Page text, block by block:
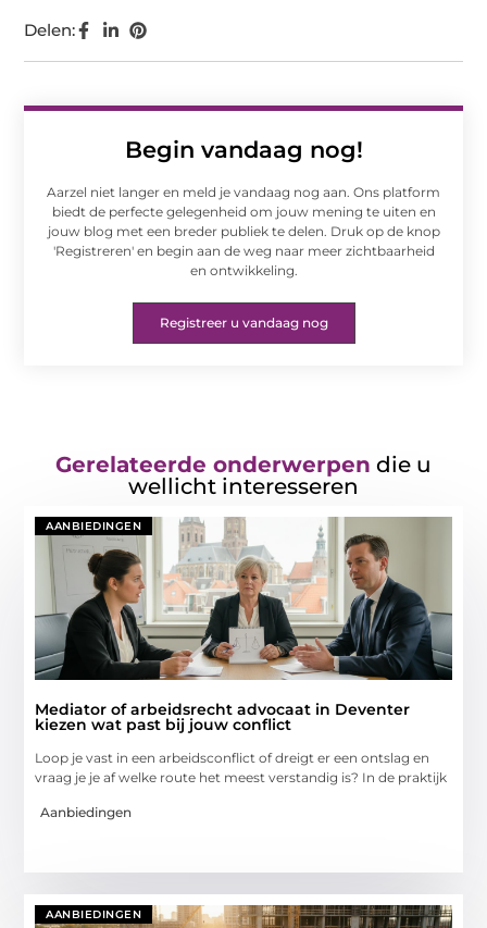
Begin vandaag nog!
Aarzel niet langer en meld je vandaag nog aan. Ons platform
biedt de perfecte gelegenheid om jouw mening te uiten en
jouw blog met een breder publiek te delen. Druk op de knop
'Registreren' en begin aan de weg naar meer zichtbaarheid
en ontwikkeling.
Registreer u vandaag nog
Delen:
Gerelateerde onderwerpen die u
wellicht interesseren
AANBIEDINGEN
Mediator of arbeidsrecht advocaat in Deventer
kiezen wat past bij jouw conflict
Loop je vast in een arbeidsconflict of dreigt er een ontslag en
vraag je je af welke route het meest verstandig is? In de praktijk
Aanbiedingen
AANBIEDINGEN